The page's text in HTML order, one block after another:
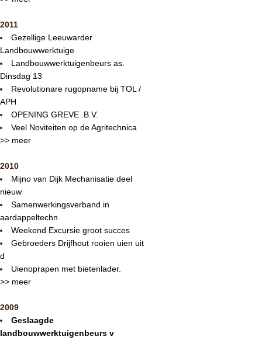
2011
Gezellige Leeuwarder
Landbouwwerktuige
Landbouwwerktuigenbeurs as.
Dinsdag 13
Revolutionare rugopname bij TOL /
APH
OPENING GREVE .B.V.
Veel Noviteiten op de Agritechnica
>> meer
2010
Mijno van Dijk Mechanisatie deel
nieuw
Samenwerkingsverband in
aardappeltechn
Weekend Excursie groot succes
Gebroeders Drijfhout rooien uien uit
d
Uienoprapen met bietenlader.
>> meer
2009
Geslaagde
landbouwwerktuigenbeurs v